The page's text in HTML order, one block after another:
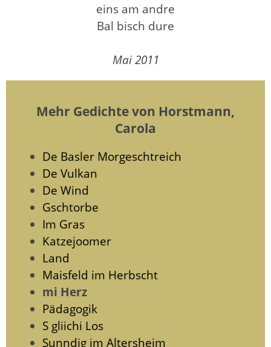
eins am andre
Bal bisch dure
Mai 2011
Mehr Gedichte von Horstmann,
Carola
De Basler Morgeschtreich
De Vulkan
De Wind
Gschtorbe
Im Gras
Katzejoomer
Land
Maisfeld im Herbscht
mi Herz
Pädagogik
S gliichi Los
Sunndig im Altersheim